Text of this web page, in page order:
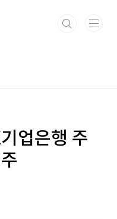
업은행 주